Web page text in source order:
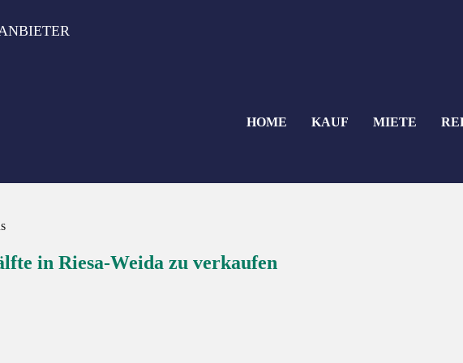
HOME KAUF MIETE
in Riesa-Weida zu verkaufen